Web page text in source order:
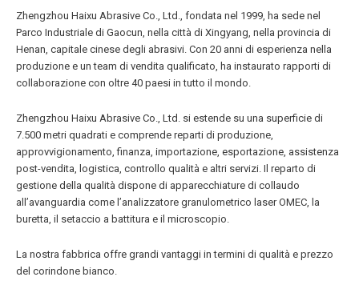
Zhengzhou Haixu Abrasive Co., Ltd., fondata nel 1999, ha sede nel
Parco Industriale di Gaocun, nella città di Xingyang, nella provincia di
Henan, capitale cinese degli abrasivi. Con 20 anni di esperienza nella
produzione e un team di vendita qualificato, ha instaurato rapporti di
collaborazione con oltre 40 paesi in tutto il mondo.
Zhengzhou Haixu Abrasive Co., Ltd. si estende su una superficie di
7.500 metri quadrati e comprende reparti di produzione,
approvvigionamento, finanza, importazione, esportazione, assistenza
post-vendita, logistica, controllo qualità e altri servizi. Il reparto di
gestione della qualità dispone di apparecchiature di collaudo
all’avanguardia come l’analizzatore granulometrico laser OMEC, la
buretta, il setaccio a battitura e il microscopio.
La nostra fabbrica offre grandi vantaggi in termini di qualità e prezzo
del corindone bianco.